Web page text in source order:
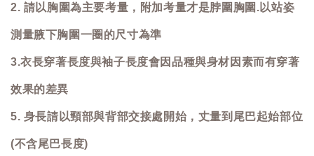
2. 請以胸圍為主要考量，附加考量才是脖圍胸圍.以站姿
測量腋下胸圍一圈的尺寸為準
3.衣長穿著長度與袖子長度會因品種與身材因素而有穿著
效果的差異
5. 身長請以頸部與背部交接處開始，丈量到尾巴起始部位
(不含尾巴長度)